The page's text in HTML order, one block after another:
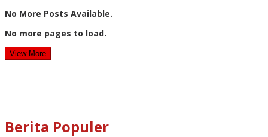
No More Posts Available.
No more pages to load.
View More
Berita Populer